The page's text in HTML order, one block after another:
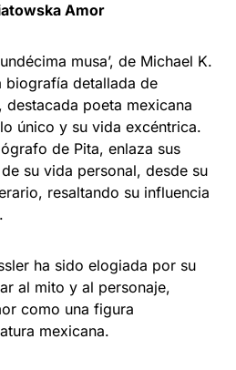
Amor
musa’, de Michael K.
biografía detallada de
destacada poeta mexicana
único y su vida excéntrica.
de Pita, enlaza sus
su vida personal, desde su
resaltando su influencia
ha sido elogiada por su
al mito y al personaje,
como una figura
mexicana.